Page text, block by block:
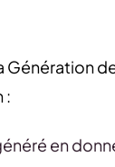
Génération
:
en